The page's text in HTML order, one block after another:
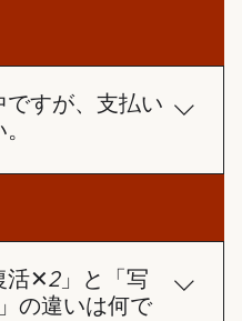
可なく動画を公開する
この項目にチェックを
が当社のSNSで使用さ
ですが、支払い
、クレジットカードの
活✕2」と「写
の違いは何で